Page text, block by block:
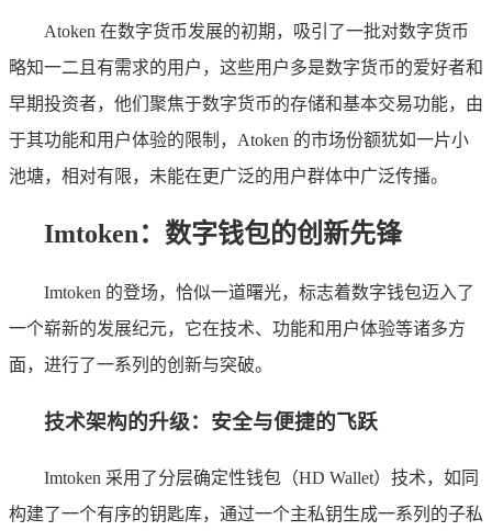
Atoken 在数字货币发展的初期，吸引了一批对数字货币
略知一二且有需求的用户，这些用户多是数字货币的爱好者和
早期投资者，他们聚焦于数字货币的存储和基本交易功能，由
于其功能和用户体验的限制，Atoken 的市场份额犹如一片小
池塘，相对有限，未能在更广泛的用户群体中广泛传播。
Imtoken：数字钱包的创新先锋
Imtoken 的登场，恰似一道曙光，标志着数字钱包迈入了
一个崭新的发展纪元，它在技术、功能和用户体验等诸多方
面，进行了一系列的创新与突破。
技术架构的升级：安全与便捷的飞跃
Imtoken 采用了分层确定性钱包（HD Wallet）技术，如同
构建了一个有序的钥匙库，通过一个主私钥生成一系列的子私